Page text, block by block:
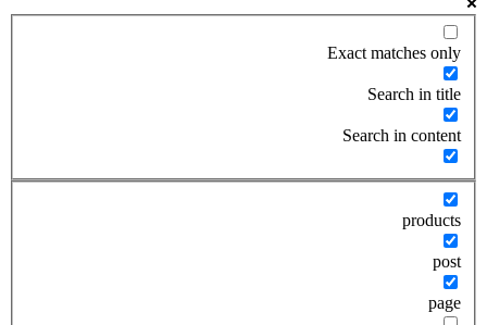
Exact matches only
Search in title
Search in content
products
post
page